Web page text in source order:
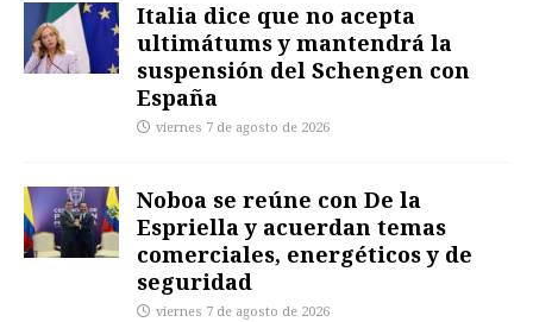
Italia dice que no acepta
ultimátums y mantendrá la
suspensión del Schengen con
España
viernes 7 de agosto de 2026
Noboa se reúne con De la
Espriella y acuerdan temas
comerciales, energéticos y de
seguridad
viernes 7 de agosto de 2026